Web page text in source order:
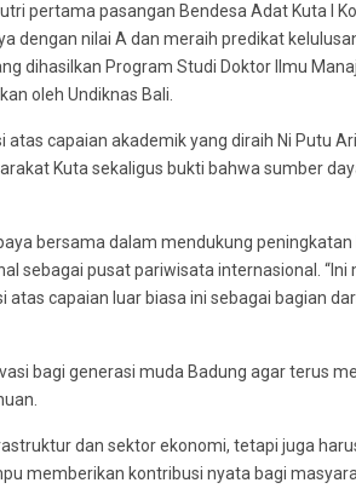
pertama pasangan Bendesa Adat Kuta I
dengan nilai A dan meraih predikat
dihasilkan Program Studi Doktor Ilmu
oleh Undiknas Bali.
capaian akademik yang diraih Ni Putu
Kuta sekaligus bukti bahwa sumber
bersama dalam mendukung peningkatan
sebagai pusat pariwisata internasional. “Ini
capaian luar biasa ini sebagai bagian
bagi generasi muda Badung agar terus
dan sektor ekonomi, tetapi juga
memberikan kontribusi nyata bagi